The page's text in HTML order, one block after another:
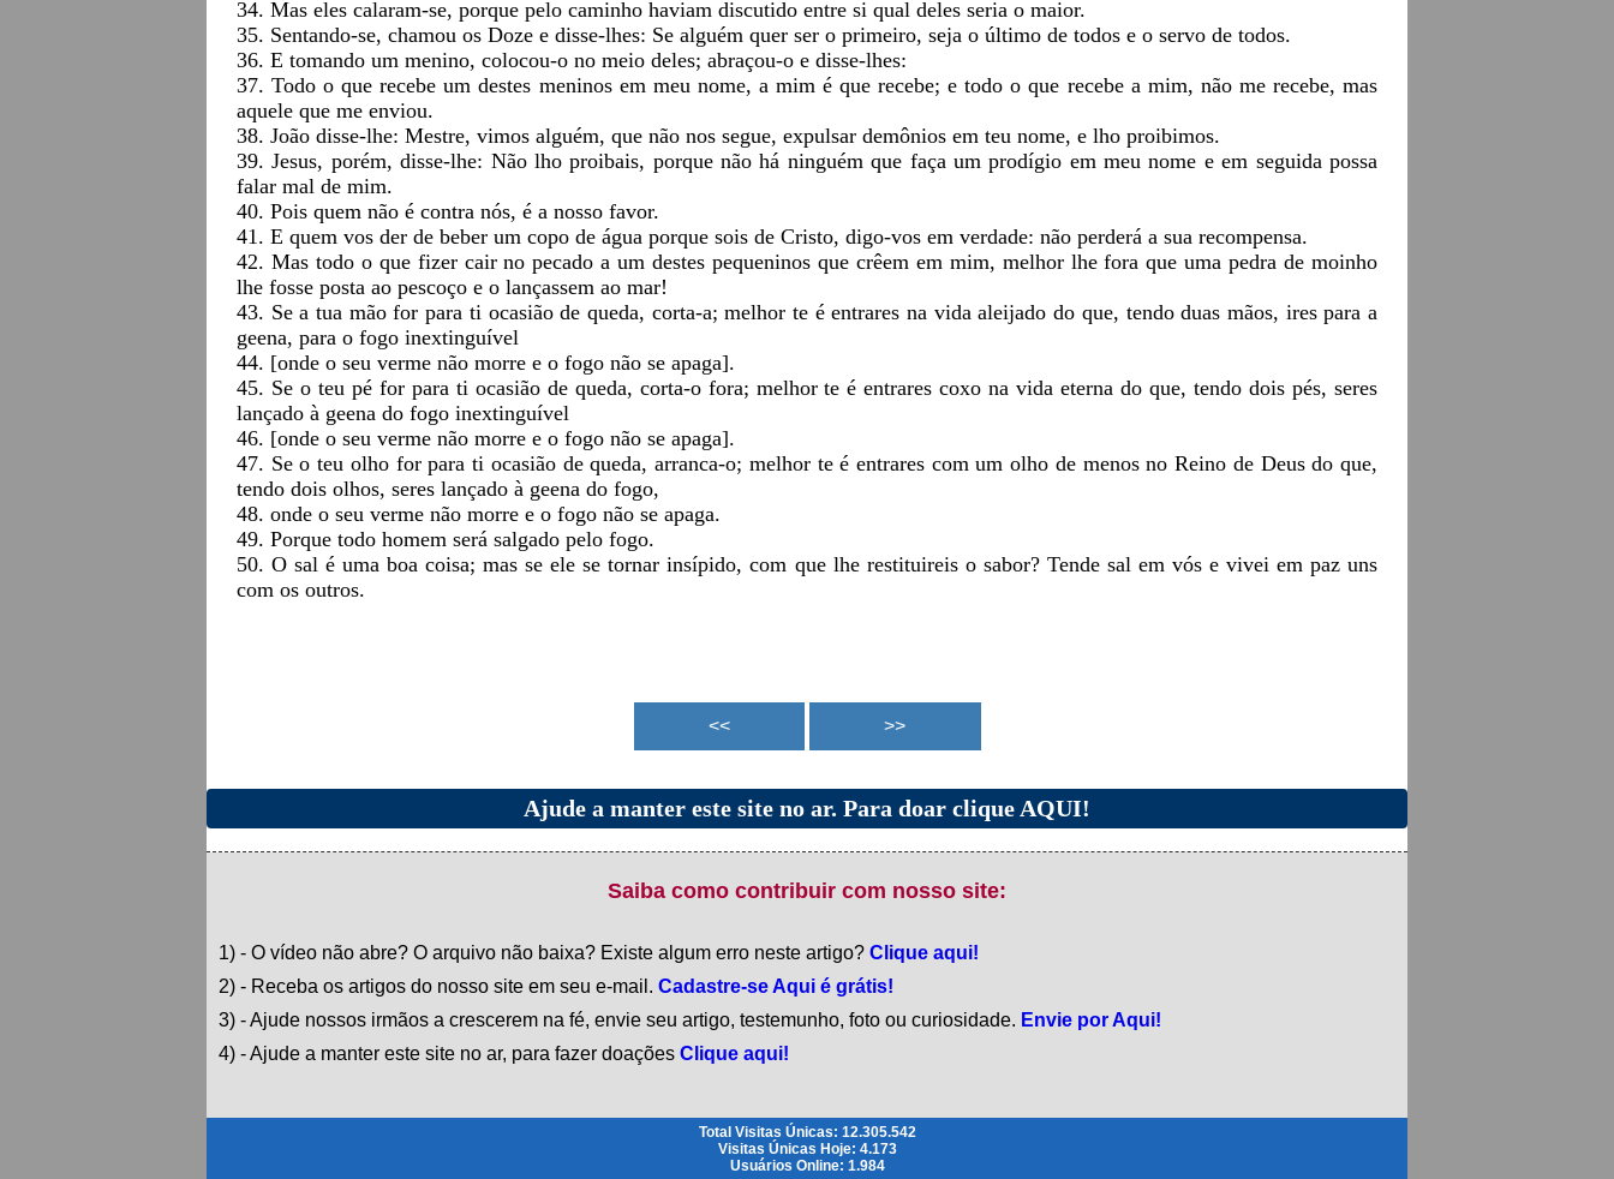
34. Mas eles calaram-se, porque pelo caminho haviam discutido entre si qual deles seria o maior.
35. Sentando-se, chamou os Doze e disse-lhes: Se alguém quer ser o primeiro, seja o último de todos e o servo de todos.
36. E tomando um menino, colocou-o no meio deles; abraçou-o e disse-lhes:
37. Todo o que recebe um destes meninos em meu nome, a mim é que recebe; e todo o que recebe a mim, não me recebe, mas
aquele que me enviou.
38. João disse-lhe: Mestre, vimos alguém, que não nos segue, expulsar demônios em teu nome, e lho proibimos.
39. Jesus, porém, disse-lhe: Não lho proibais, porque não há ninguém que faça um prodígio em meu nome e em seguida possa
falar mal de mim.
40. Pois quem não é contra nós, é a nosso favor.
41. E quem vos der de beber um copo de água porque sois de Cristo, digo-vos em verdade: não perderá a sua recompensa.
42. Mas todo o que fizer cair no pecado a um destes pequeninos que crêem em mim, melhor lhe fora que uma pedra de moinho
lhe fosse posta ao pescoço e o lançassem ao mar!
43. Se a tua mão for para ti ocasião de queda, corta-a; melhor te é entrares na vida aleijado do que, tendo duas mãos, ires para a
geena, para o fogo inextinguível
44. [onde o seu verme não morre e o fogo não se apaga].
45. Se o teu pé for para ti ocasião de queda, corta-o fora; melhor te é entrares coxo na vida eterna do que, tendo dois pés, seres
lançado à geena do fogo inextinguível
46. [onde o seu verme não morre e o fogo não se apaga].
47. Se o teu olho for para ti ocasião de queda, arranca-o; melhor te é entrares com um olho de menos no Reino de Deus do que,
tendo dois olhos, seres lançado à geena do fogo,
48. onde o seu verme não morre e o fogo não se apaga.
49. Porque todo homem será salgado pelo fogo.
50. O sal é uma boa coisa; mas se ele se tornar insípido, com que lhe restituireis o sabor? Tende sal em vós e vivei em paz uns
com os outros.
Ajude a manter este site no ar. Para doar clique AQUI!
Saiba como contribuir com nosso site:
1) - O vídeo não abre? O arquivo não baixa? Existe algum erro neste artigo? Clique aqui!
2) - Receba os artigos do nosso site em seu e-mail. Cadastre-se Aqui é grátis!
3) - Ajude nossos irmãos a crescerem na fé, envie seu artigo, testemunho, foto ou curiosidade. Envie por Aqui!
4) - Ajude a manter este site no ar, para fazer doações Clique aqui!
Total Visitas Únicas: 12.305.542
Visitas Únicas Hoje: 4.173
Usuários Online: 1.984